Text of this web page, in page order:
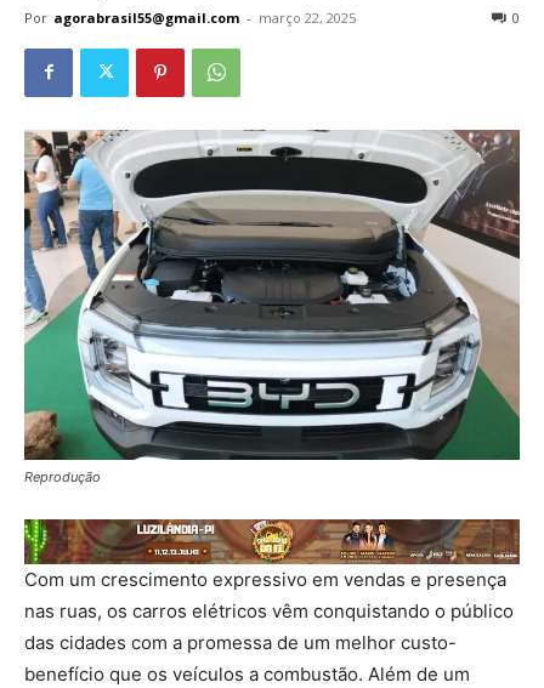
Por agorabrasil55@gmail.com - março 22, 2025 0
Reprodução
Com um crescimento expressivo em vendas e presença
nas ruas, os carros elétricos vêm conquistando o público
das cidades com a promessa de um melhor custo-
benefício que os veículos a combustão. Além de um